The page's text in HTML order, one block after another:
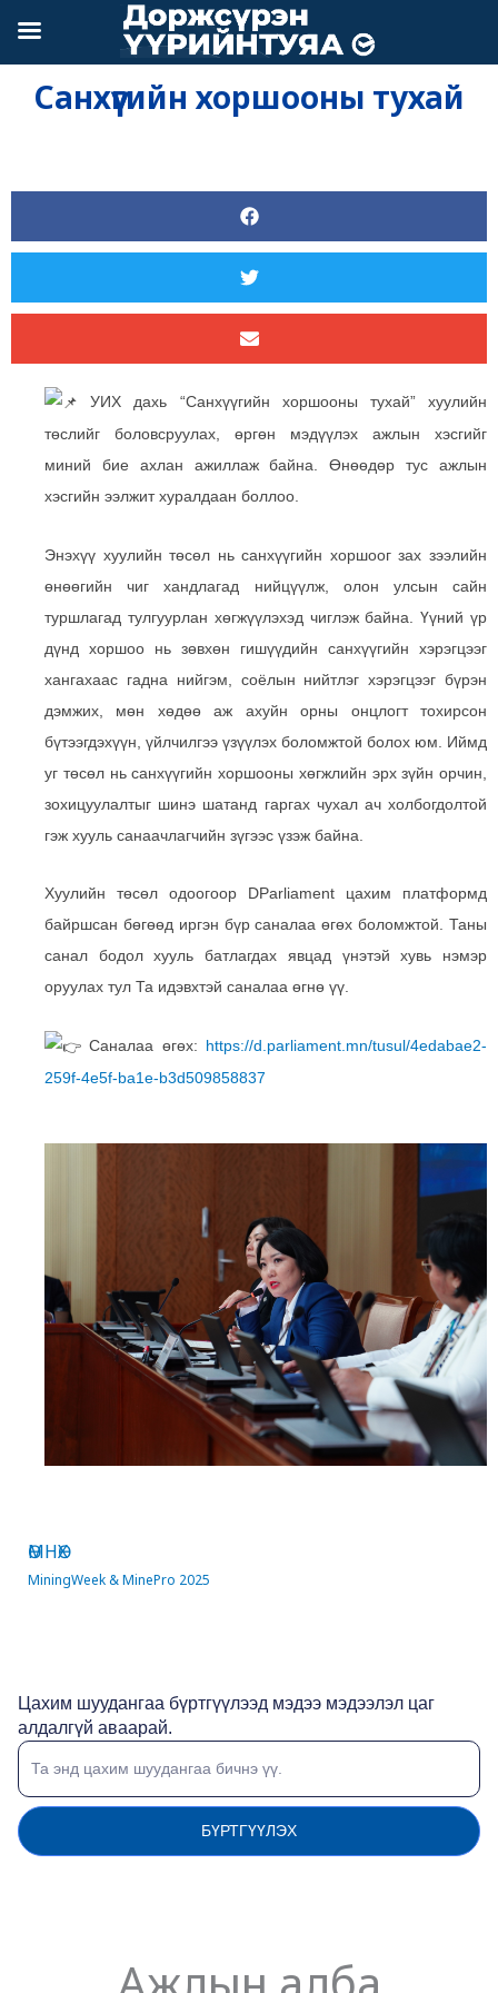
content
Санхүүгийн хоршооны тухай
УИХ дахь “Санхүүгийн хоршооны тухай” хуулийн
төслийг боловсруулах, өргөн мэдүүлэх ажлын хэсгийг
миний бие ахлан ажиллаж байна. Өнөөдөр тус ажлын
хэсгийн ээлжит хуралдаан боллоо.
Энэхүү хуулийн төсөл нь санхүүгийн хоршоог зах зээлийн
өнөөгийн чиг хандлагад нийцүүлж, олон улсын сайн
туршлагад тулгуурлан хөгжүүлэхэд чиглэж байна. Үүний үр
дүнд хоршоо нь зөвхөн гишүүдийн санхүүгийн хэрэгцээг
хангахаас гадна нийгэм, соёлын нийтлэг хэрэгцээг бүрэн
дэмжих, мөн хөдөө аж ахуйн орны онцлогт тохирсон
бүтээгдэхүүн, үйлчилгээ үзүүлэх боломжтой болох юм. Иймд
уг төсөл нь санхүүгийн хоршооны хөгжлийн эрх зүйн орчин,
зохицуулалтыг шинэ шатанд гаргах чухал ач холбогдолтой
гэж хууль санаачлагчийн зүгээс үзэж байна.
Хуулийн төсөл одоогоор DParliament цахим платформд
байршсан бөгөөд иргэн бүр саналаа өгөх боломжтой. Таны
санал бодол хууль батлагдах явцад үнэтэй хувь нэмэр
оруулах тул Та идэвхтэй саналаа өгнө үү.
Саналаа өгөх: https://d.parliament.mn/tusul/4edabae2-
259f-4e5f-ba1e-b3d509858837
Prev
ӨМНӨХ
MiningWeek & MinePro 2025
Цахим шуудангаа бүртгүүлээд мэдээ мэдээлэл цаг
алдалгүй аваарай.
БҮРТГҮҮЛЭХ